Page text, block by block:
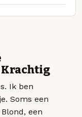
Krachtig
Ik ben
Soms een
een